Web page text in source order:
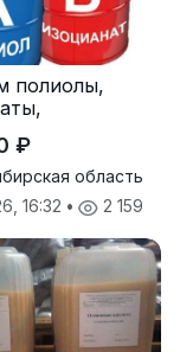
полиолы,
(ППУ)
₽
область
16:32 • 2 159